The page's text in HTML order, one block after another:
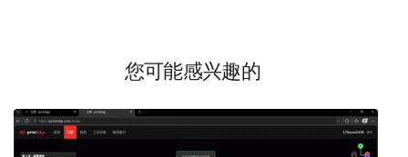
您可能感兴趣的